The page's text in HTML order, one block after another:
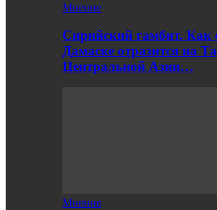
Мнение
Сирийский гамбит. Как
Дамаске отразится на
Центральной Азии…
Мнение